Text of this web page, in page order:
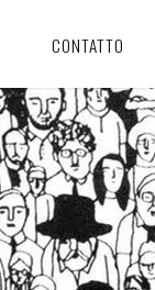
CONTATTO